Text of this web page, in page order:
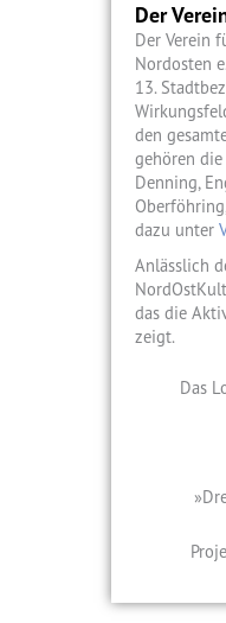
Der
Der Verein
Nordosten
13.
den
gehören
Denning,
dazu unter
Anlässlich
das die
zeigt.
Das